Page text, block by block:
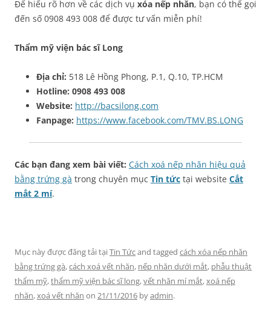
Để hiểu rõ hơn về các dịch vụ xóa nếp nhăn, bạn có thể gọi
đến số 0908 493 008 để được tư vấn miễn phí!
Thẩm mỹ viện bác sĩ Long
Địa chỉ: 518 Lê Hồng Phong, P.1, Q.10, TP.HCM
Hotline: 0908 493 008
Website: http://bacsilong.com
Fanpage: https://www.facebook.com/TMV.BS.LONG
Các bạn đang xem bài viết: Cách xoá nếp nhăn hiệu quả
bằng trứng gà trong chuyên mục Tin tức tại website Cắt
mắt 2 mí.
Mục này được đăng tải tạiTin Tứcand tagged cách xóa nếp nhăn
bằng trứng gà,cách xoá vết nhăn, nếp nhăn dưới mắt, phẫu thuật
thẩm mỹ,thẩm mỹ viện bác sĩ long,vết nhăn mí mắt,xoá nếp
nhăn,xoá vết nhăn on 21/11/2016 byadmin.